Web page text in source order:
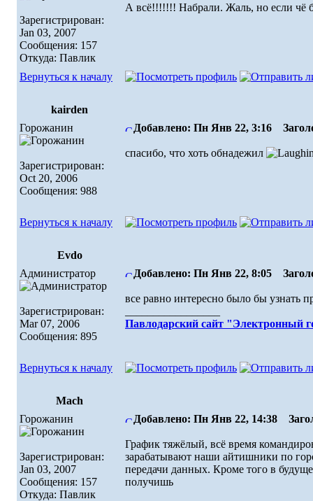
Зарегистрирован:
Jan 03, 2007
Сообщения: 157
Откуда: Павлик
А всё!!!!!!! Набрали. Жаль, но если чё
Вернуться к началу
kairden
Горожанин
Зарегистрирован:
Oct 20, 2006
Сообщения: 988
Добавлено: Пн Янв 22, 3:16
спасибо, что хоть обнадежил
Вернуться к началу
Evdo
Администратор
Зарегистрирован:
Mar 07, 2006
Сообщения: 895
Добавлено: Пн Янв 22, 8:05
все равно интересно было бы узнать
Павлодарский сайт "Электронный
Вернуться к началу
Mach
Горожанин
Зарегистрирован:
Jan 03, 2007
Сообщения: 157
Откуда: Павлик
Добавлено: Пн Янв 22, 14:38
График тяжёлый, всё время
зарабатывают наши айтишники по
передачи данных. Кроме того в
получишь